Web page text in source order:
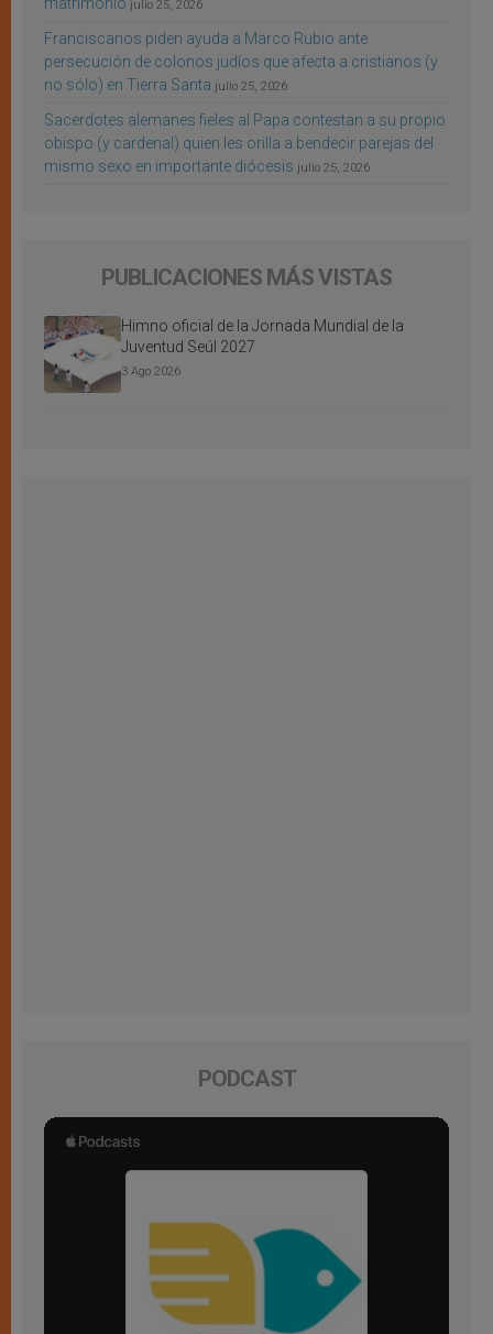
julio 25, 2026
Franciscanos piden ayuda a Marco Rubio ante
persecución de colonos judíos que afecta a cristianos (y
no sólo) en Tierra Santa julio 25, 2026
Sacerdotes alemanes fieles al Papa contestan a su propio
obispo (y cardenal) quien les orilla a bendecir parejas del
mismo sexo en importante diócesis julio 25, 2026
PUBLICACIONES MÁS VISTAS
Himno oficial de la Jornada Mundial de la
Juventud Seúl 2027
3 Ago 2026
PODCAST